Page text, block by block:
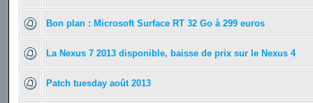
Bon plan : Microsoft Surface RT 32 Go à 299 euros
La Nexus 7 2013 disponible, baisse de prix sur le Nexus 4
Patch tuesday août 2013